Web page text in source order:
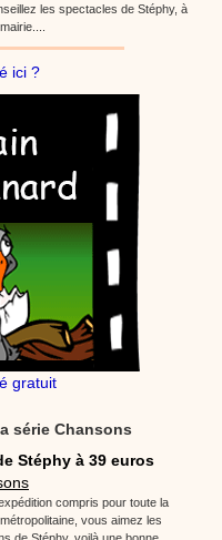
les spectacles de Stéphy, à
ici ?
gratuit
série Chansons
Stéphy à 39 euros
compris pour toute la
vous aimez les